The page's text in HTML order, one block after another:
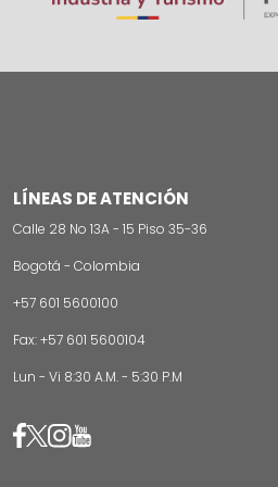
LÍNEAS DE ATENCIÓN
Calle 28 No 13A - 15 Piso 35-36
Bogotá - Colombia
+57 601 5600100
Fax: +57 601 5600104
Lun - Vi 8:30 A.M. - 5:30 P.M
Image
Image
ImageImage